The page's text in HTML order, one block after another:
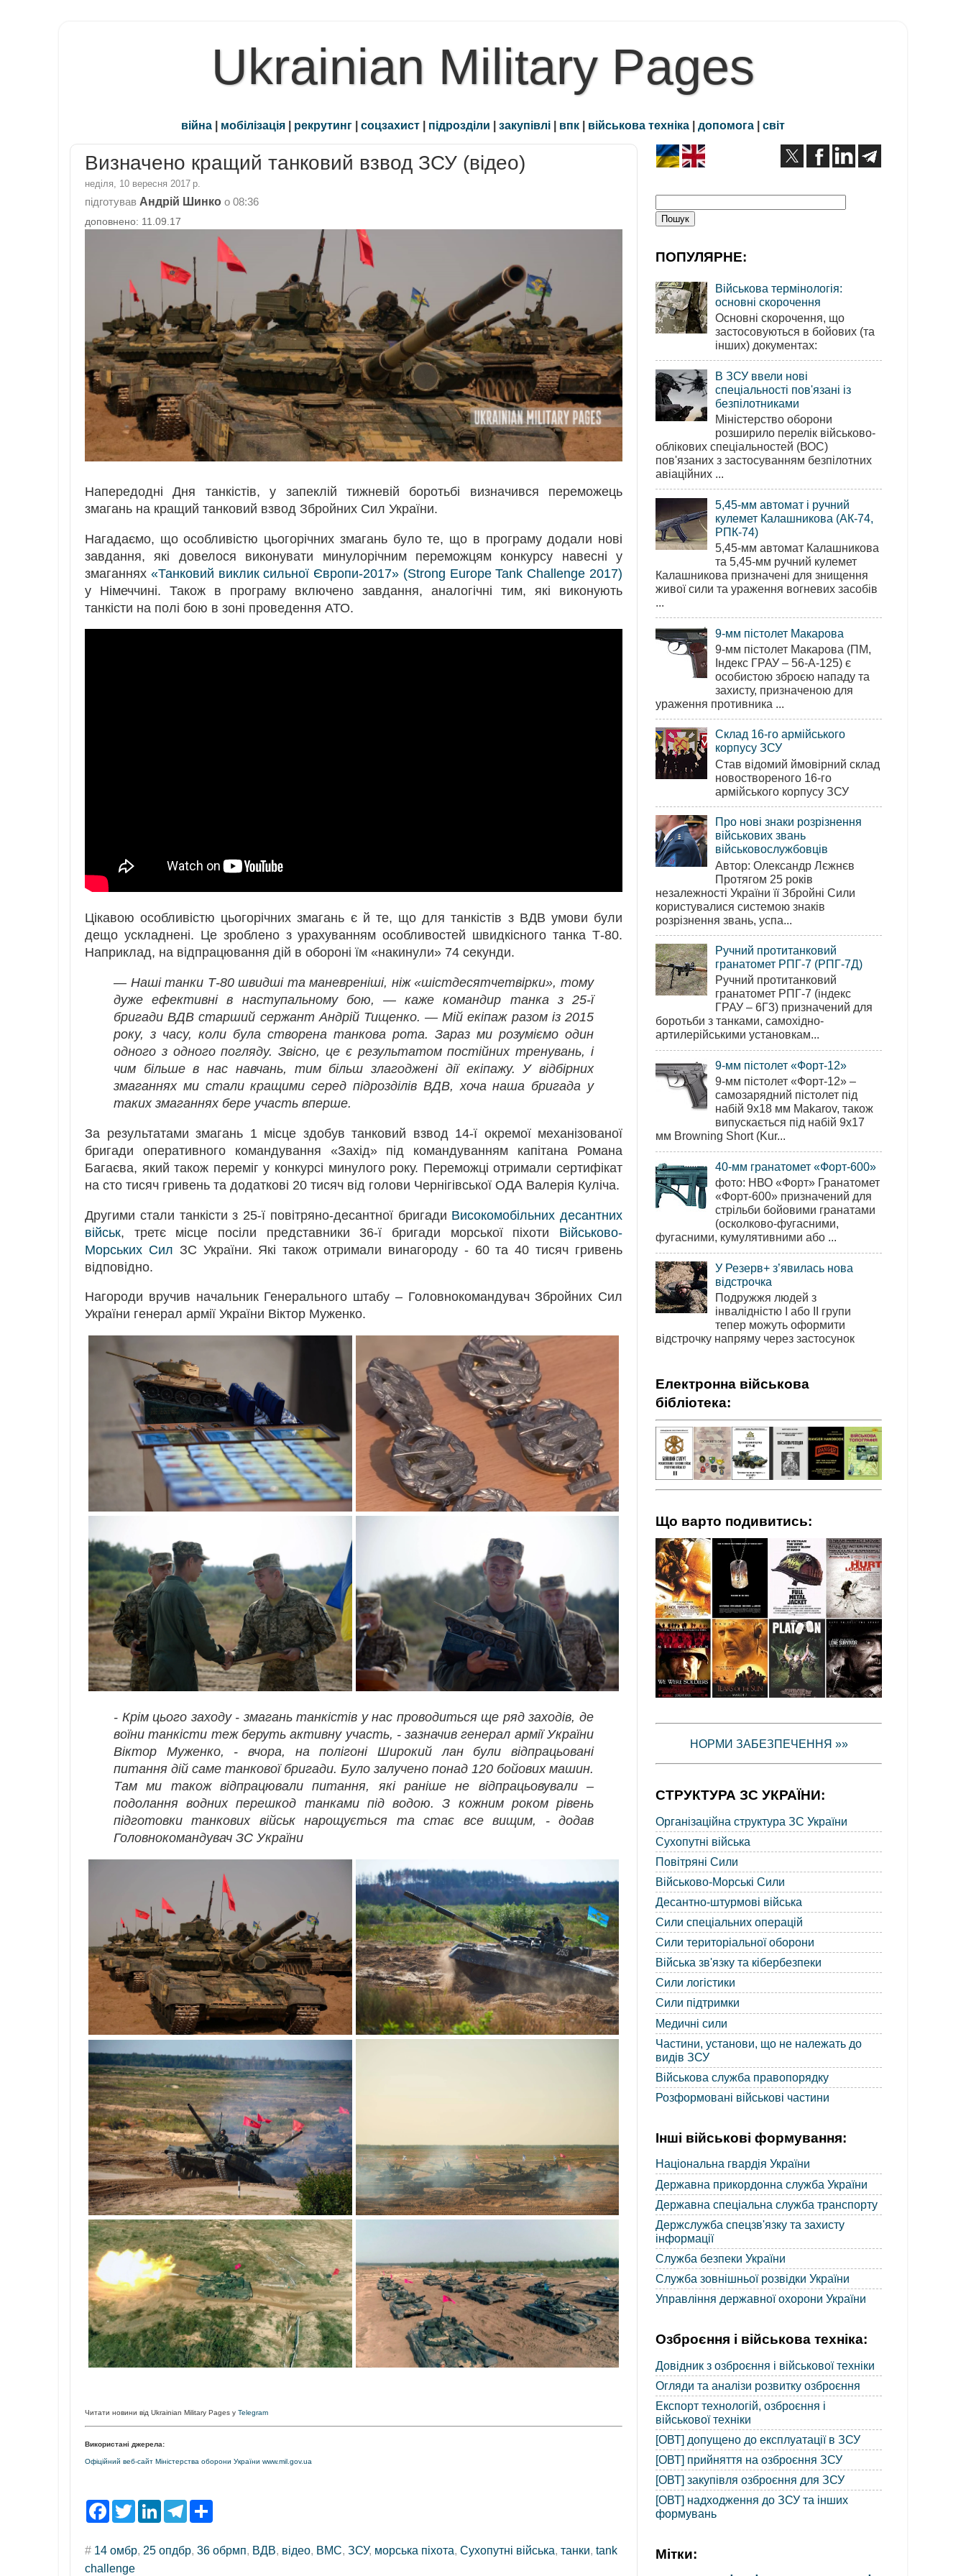
Ukrainian Military Pages
війна | мобілізація | рекрутинг | соцзахист | підрозділи | закупівлі | впк | військова техніка | допомога | світ
Визначено кращий танковий взвод ЗСУ (відео)
неділя, 10 вересня 2017 р.
підготував Андрій Шинко о 08:36
доповнено: 11.09.17
Напередодні Дня танкістів, у запеклій тижневій боротьбі визначився переможець
змагань на кращий танковий взвод Збройних Сил України.
Нагадаємо, що особливістю цьогорічних змагань було те, що в програму додали нові
завдання, які довелося виконувати минулорічним переможцям конкурсу навесні у
змаганнях «Танковий виклик сильної Європи-2017» (Strong Europe Tank Challenge 2017)
у Німеччині. Також в програму включено завдання, аналогічні тим, які виконують
танкісти на полі бою в зоні проведення АТО.
Цікавою особливістю цьогорічних змагань є й те, що для танкістів з ВДВ умови були
дещо ускладнені. Це зроблено з урахуванням особливостей швидкісного танка Т-80.
Наприклад, на відпрацювання дій в обороні їм «накинули» 74 секунди.
— Наші танки Т-80 швидші та маневреніші, ніж «шістдесятчетвірки», тому
дуже ефективні в наступальному бою, — каже командир танка з 25-ї
бригади ВДВ старший сержант Андрій Тищенко. — Мій екіпаж разом із 2015
року, з часу, коли була створена танкова рота. Зараз ми розуміємо один
одного з одного погляду. Звісно, це є результатом постійних тренувань, і
чим більше в нас навчань, тим більш злагоджені дії екіпажу. У відбірних
змаганнях ми стали кращими серед підрозділів ВДВ, хоча наша бригада у
таких змаганнях бере участь вперше.
За результатами змагань 1 місце здобув танковий взвод 14-ї окремої механізованої
бригади оперативного командування «Захід» під командуванням капітана Романа
Багаєва, який також переміг у конкурсі минулого року. Переможці отримали сертифікат
на сто тисяч гривень та додаткові 20 тисяч від голови Чернігівської ОДА Валерія Куліча.
Другими стали танкісти з 25-ї повітряно-десантної бригади Високомобільних десантних
військ, третє місце посіли представники 36-ї бригади морської піхоти Військово-
Морських Сил ЗС України. Які також отримали винагороду - 60 та 40 тисяч гривень
відповідно.
Нагороди вручив начальник Генерального штабу – Головнокомандувач Збройних Сил
України генерал армії України Віктор Муженко.
- Крім цього заходу - змагань танкістів у нас проводиться ще ряд заходів, де
воїни танкісти теж беруть активну участь, - зазначив генерал армії України
Віктор Муженко, - вчора, на полігоні Широкий лан були відпрацьовані
питання дій саме танкової бригади. Було залучено понад 120 бойових машин.
Там ми також відпрацювали питання, які раніше не відпрацьовували –
подолання водних перешкод танками під водою. З кожним роком рівень
підготовки танкових військ нарощується та стає все вищим, - додав
Головнокомандувач ЗС України
Читати новини від Ukrainian Military Pages у Telegram
Використані джерела:
Офіційний веб-сайт Міністерства оборони України www.mil.gov.ua
F
a
b
o
T
w
t
L
e
T
g
e
# 14 омбр, 25 опдбр, 36 обрмп, ВДВ, відео, ВМС, ЗСУ, морська піхота, Сухопутні війська, танки, tank
challenge
ПОПУЛЯРНЕ:
Військова термінологія:
основні скорочення
Основні скорочення, що
застосовуються в бойових (та
інших) документах:
В ЗСУ ввели нові
спеціальності пов'язані із
безпілотниками
Міністерство оборони
розширило перелік військово-
облікових спеціальностей (ВОС)
пов'язаних з застосуванням безпілотних
авіаційних ...
5,45-мм автомат і ручний
кулемет Калашникова (АК-74,
РПК-74)
5,45-мм автомат Калашникова
та 5,45-мм ручний кулемет
Калашникова призначені для знищення
живої сили та ураження вогневих засобів
...
9-мм пістолет Макарова
9-мм пістолет Макарова (ПМ,
Індекс ГРАУ – 56-А-125) є
особистою зброєю нападу та
захисту, призначеною для
ураження противника ...
Склад 16-го армійського
корпусу ЗСУ
Став відомий ймовірний склад
новоствореного 16-го
армійського корпусу ЗСУ
Про нові знаки розрізнення
військових звань
військовослужбовців
Автор: Олександр Лєжнєв
Протягом 25 років
незалежності України її Збройні Сили
користувалися системою знаків
розрізнення звань, успа...
Ручний протитанковий
гранатомет РПГ-7 (РПГ-7Д)
Ручний протитанковий
гранатомет РПГ-7 (індекс
ГРАУ – 6Г3) призначений для
боротьби з танками, самохідно-
артилерійськими установкам...
9-мм пістолет «Форт-12»
9-мм пістолет «Форт-12» –
самозарядний пістолет під
набій 9х18 мм Makarov, також
випускається під набій 9х17
мм Browning Short (Kur...
40-мм гранатомет «Форт-600»
фото: НВО «Форт» Гранатомет
«Форт-600» призначений для
стрільби бойовими гранатами
(осколково-фугасними,
фугасними, кумулятивними або ...
У Резерв+ з’явилась нова
відстрочка
Подружжя людей з
інвалідністю І або ІІ групи
тепер можуть оформити
відстрочку напряму через застосунок
Електронна військова
бібліотека:
Що варто подивитись:
НОРМИ ЗАБЕЗПЕЧЕННЯ »»
СТРУКТУРА ЗС УКРАЇНИ:
Організаційна структура ЗС України
Сухопутні війська
Повітряні Сили
Військово-Морські Сили
Десантно-штурмові війська
Сили спеціальних операцій
Сили територіальної оборони
Війська зв'язку та кібербезпеки
Сили логістики
Сили підтримки
Медичні сили
Частини, установи, що не належать до
видів ЗСУ
Військова служба правопорядку
Розформовані військові частини
Інші військові формування:
Національна гвардія України
Державна прикордонна служба України
Державна спеціальна служба транспорту
Держслужба спецзв'язку та захисту
інформації
Служба безпеки України
Служба зовнішньої розвідки України
Управління державної охорони України
Озброєння і військова техніка:
Довідник з озброєння і військової техніки
Огляди та аналізи розвитку озброєння
Експорт технологій, озброєння і
військової техніки
[ОВТ] допущено до експлуатації в ЗСУ
[ОВТ] прийняття на озброєння ЗСУ
[ОВТ] закупівля озброєння для ЗСУ
[ОВТ] надходження до ЗСУ та інших
формувань
Мітки: